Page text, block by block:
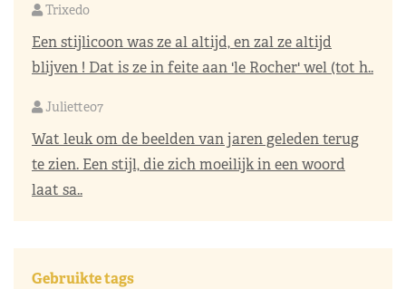
Trixedo
Een stijlicoon was ze al altijd, en zal ze altijd
blijven ! Dat is ze in feite aan 'le Rocher' wel (tot h..
Juliette07
Wat leuk om de beelden van jaren geleden terug
te zien. Een stijl, die zich moeilijk in een woord
laat sa..
Gebruikte tags